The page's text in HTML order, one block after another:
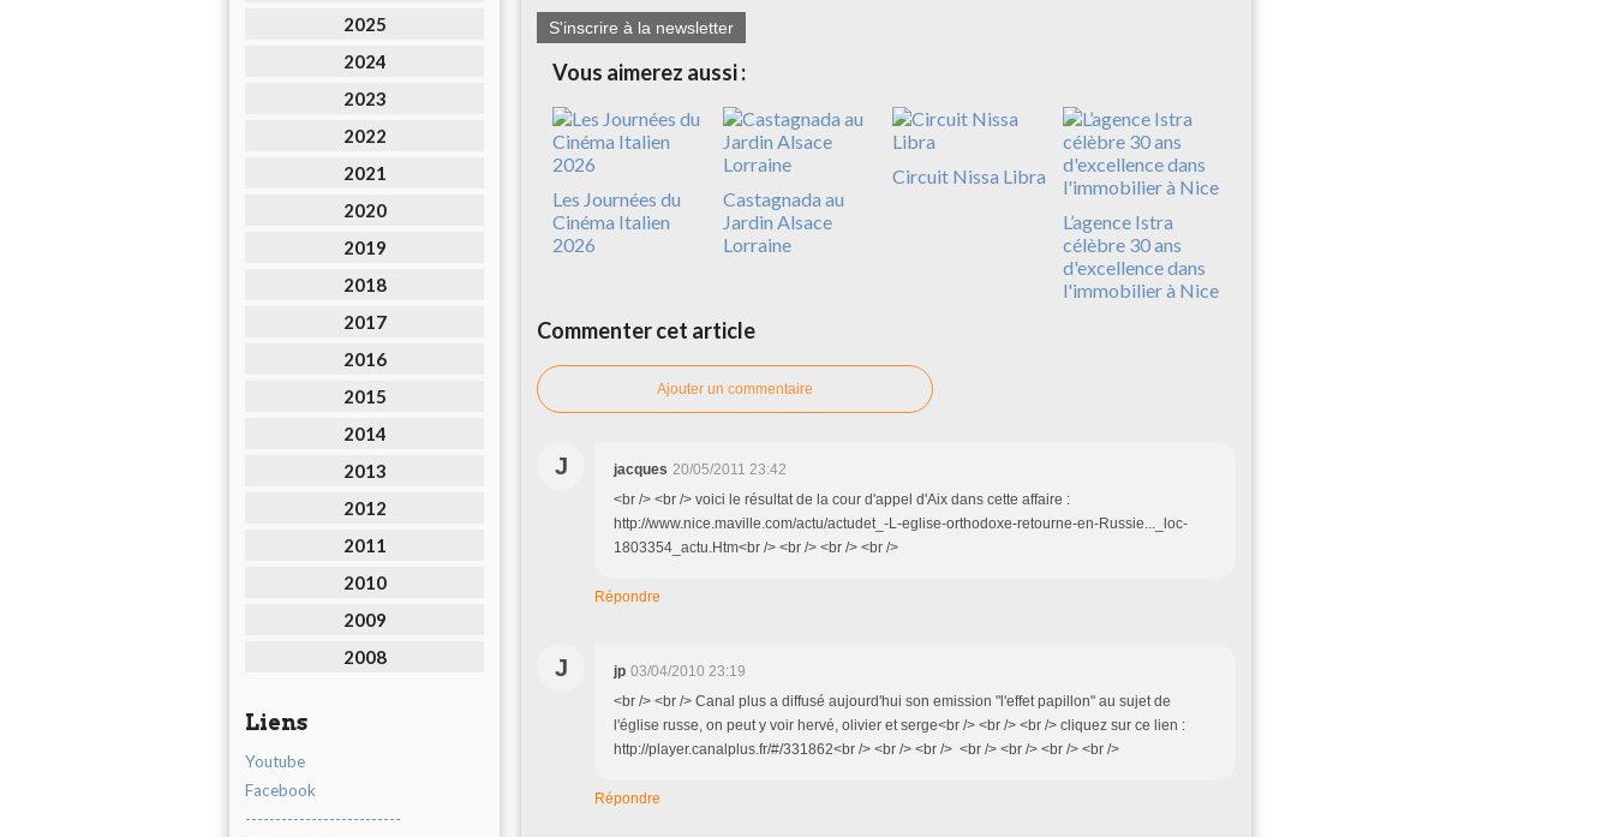
2025
2024
2023
2022
2021
2020
2019
2018
2017
2016
2015
2014
2013
2012
2011
2010
2009
2008
Liens
Youtube
Facebook
--------------------------
S'inscrire à la newsletter
Vous aimerez aussi :
Les Journées du
Cinéma Italien
2026
Castagnada au
Jardin Alsace
Lorraine
Circuit Nissa Libra
L’agence Istra
célèbre 30 ans
d'excellence dans
l'immobilier à Nice
Commenter cet article
Ajouter un commentaire
J jacques 20/05/2011 23:42
<br /> <br /> voici le résultat de la cour d'appel d'Aix dans cette affaire :
http://www.nice.maville.com/actu/actudet_-L-eglise-orthodoxe-retourne-en-Russie..._loc-
1803354_actu.Htm<br /> <br /> <br /> <br />
Répondre
J jp 03/04/2010 23:19
<br /> <br /> Canal plus a diffusé aujourd'hui son emission "l'effet papillon" au sujet de
l'église russe, on peut y voir hervé, olivier et serge<br /> <br /> <br /> cliquez sur ce lien :
http://player.canalplus.fr/#/331862<br /> <br /> <br /> <br /> <br /> <br /> <br />
Répondre